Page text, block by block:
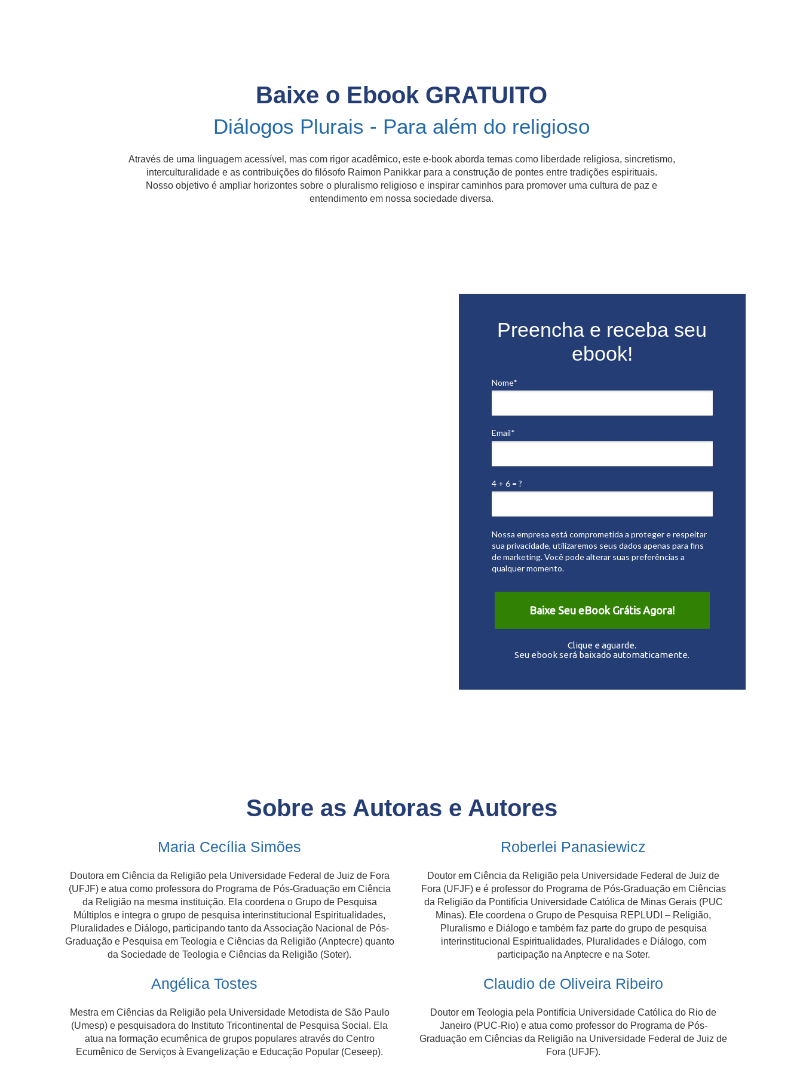
Baixe o Ebook GRATUITO
Diálogos Plurais - Para além do religioso
Através de uma linguagem acessível, mas com rigor acadêmico, este e-book aborda temas comoliberdade religiosa, sincretismo,
interculturalidade e as contribuições do filósofo Raimon Panikkar para a construção de pontes entre tradições espirituais.
Nosso objetivo é ampliar horizontes sobre o pluralismo religioso e inspirar caminhos para promover uma cultura de paz e
entendimento em nossa sociedade diversa.
Preencha e receba seu
ebook!
Nome*
Email*
4 + 6 = ?
Nossa empresa está comprometida a proteger e respeitar
sua privacidade, utilizaremos seus dados apenas para fins
de marketing. Você pode alterar suas preferências a
qualquer momento.
Baixe Seu eBook Grátis Agora!
Clique e aguarde.
Seu ebook será baixado automaticamente.
Sobre as Autoras e Autores
Maria Cecília Simões
Doutora em Ciência da Religião pela Universidade Federal de Juiz de Fora
(UFJF) e atua como professora do Programa de Pós-Graduação em Ciência
da Religião na mesma instituição. Ela coordena o Grupo de Pesquisa
Múltiplos e integra o grupo de pesquisa interinstitucional Espiritualidades,
Pluralidades e Diálogo, participando tanto da Associação Nacional de Pós-
Graduação e Pesquisa em Teologia e Ciências da Religião (Anptecre) quanto
da Sociedade de Teologia e Ciências da Religião (Soter).
Roberlei Panasiewicz
Doutor em Ciência da Religião pela Universidade Federal de Juiz de
Fora (UFJF) e é professor do Programa de Pós-Graduação em Ciências
da Religião da Pontifícia Universidade Católica de Minas Gerais (PUC
Minas). Ele coordena o Grupo de Pesquisa REPLUDI – Religião,
Pluralismo e Diálogo e também faz parte do grupo de pesquisa
interinstitucional Espiritualidades, Pluralidades e Diálogo, com
participação na Anptecre e na Soter.
Angélica Tostes
Mestra em Ciências da Religião pela Universidade Metodista de São Paulo
(Umesp) e pesquisadora do Instituto Tricontinental de Pesquisa Social. Ela
atua na formação ecumênica de grupos populares através do Centro
Ecumênico de Serviços à Evangelização e Educação Popular (Ceseep).
Claudio de Oliveira Ribeiro
Doutor em Teologia pela Pontifícia Universidade Católica do Rio de
Janeiro (PUC-Rio) e atua como professor do Programa de Pós-
Graduação em Ciências da Religião na Universidade Federal de Juiz de
Fora (UFJF).